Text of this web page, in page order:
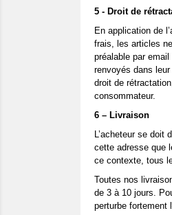
5 - Droit de
En application de
frais, les articles
préalable par
renvoyés dans
droit de
consommateur.
6 – Livraison
L’acheteur se doit
cette adresse que
ce contexte, tous
Toutes nos
de 3 à 10 jours.
perturbe fortement